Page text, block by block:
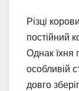
Різці
постійний
Однак їхня
особливій
довго